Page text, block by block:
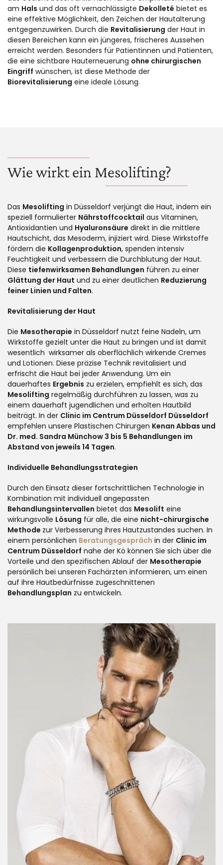
am Hals und das oft vernachlässigte Dekolleté bietet es
eine effektive Möglichkeit, den Zeichen der Hautalterung
entgegenzuwirken. Durch die Revitalisierung der Haut in
diesen Bereichen kann ein jüngeres, frischeres Aussehen
erreicht werden. Besonders für Patientinnen und Patienten,
die eine sichtbare Hauterneuerung ohne chirurgischen
Eingriff wünschen, ist diese Methode der
Biorevitalisierung eine ideale Lösung.
Wie wirkt ein Mesolifting?
Das Mesolifting in Düsseldorf verjüngt die Haut, indem ein
speziell formulierter Nährstoffcocktail aus Vitaminen,
Antioxidantien und Hyaluronsäure direkt in die mittlere
Hautschicht, das Mesoderm, injiziert wird. Diese Wirkstoffe
fördern die Kollagenproduktion, spenden intensiv
Feuchtigkeit und verbessern die Durchblutung der Haut.
Diese tiefenwirksamen Behandlungen führen zu einer
Glättung der Haut und zu einer deutlichen Reduzierung
feiner Linien und Falten.
Revitalisierung der Haut
Die Mesotherapie in Düsseldorf nutzt feine Nadeln, um
Wirkstoffe gezielt unter die Haut zu bringen und ist damit
wesentlich wirksamer als oberflächlich wirkende Cremes
und Lotionen. Diese präzise Technik revitalisiert und
erfrischt die Haut bei jeder Anwendung. Um ein
dauerhaftes Ergebnis zu erzielen, empfiehlt es sich, das
Mesolifting regelmäßig durchführen zu lassen, was zu
einem dauerhaft jugendlichen und erholten Hautbild
beiträgt. In der Clinic im Centrum Düsseldorf Düsseldorf
empfehlen unsere Plastischen Chirurgen Kenan Abbas und
Dr. med. Sandra Münchow 3 bis 5 Behandlungen im
Abstand von jeweils 14 Tagen.
Individuelle Behandlungsstrategien
Durch den Einsatz dieser fortschrittlichen Technologie in
Kombination mit individuell angepassten
Behandlungsintervallen bietet das Mesolift eine
wirkungsvolle Lösung für alle, die eine nicht-chirurgische
Methode zur Verbesserung ihres Hautzustandes suchen. In
einem persönlichen Beratungsgespräch in der Clinic im
Centrum Düsseldorf nahe der Kö können Sie sich über die
Vorteile und den spezifischen Ablauf der Mesotherapie
persönlich bei unseren Fachärzten informieren, um einen
auf ihre Hautbedürfnisse zugeschnittenen
Behandlungsplan zu entwickeln.